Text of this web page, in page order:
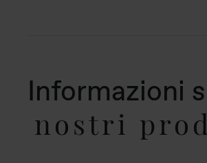
Informazioni
nostri